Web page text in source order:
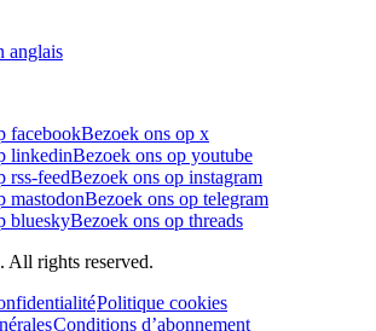
anglais
facebookBezoek ons op x
linkedinBezoek ons op youtube
rss-feedBezoek ons op instagram
mastodonBezoek ons op telegram
blueskyBezoek ons op threads
All rights reserved.
Politique cookies
Conditions d’abonnement